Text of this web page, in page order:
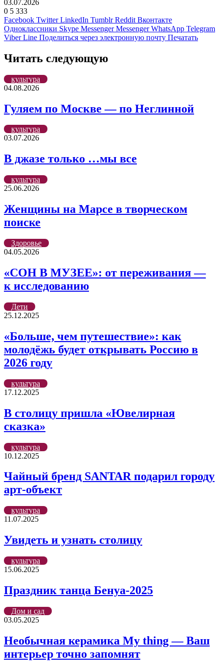
03.07.2026
0 5 333
Facebook Twitter LinkedIn Tumblr Reddit Вконтакте
Одноклассники Skype Messenger Messenger WhatsApp Telegram
Viber Line Поделиться через электронную почту Печатать
Читать следующую
культура
04.08.2026
Гуляем по Москве — по Неглинной
культура
03.07.2026
В джазе только …мы все
культура
25.06.2026
Женщины на Марсе в творческом
поиске
Здоровье
04.05.2026
«СОН В МУЗЕЕ»: от переживания —
к исследованию
Дети
25.12.2025
«Больше, чем путешествие»: как
молодёжь будет открывать Россию в
2026 году
культура
17.12.2025
В столицу пришла «Ювелирная
сказка»
культура
10.12.2025
Чайный бренд SANTAR подарил городу
арт-объект
культура
11.07.2025
Увидеть и узнать столицу
культура
15.06.2025
Праздник танца Бенуа-2025
Дом и сад
03.05.2025
Необычная керамика My thing — Ваш
интерьер точно запомнят